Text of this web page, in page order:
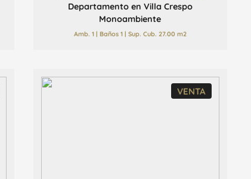
Departamento en Villa Crespo
Monoambiente
Amb. 1 | Baños 1 | Sup. Cub. 27.00 m2
VENTA